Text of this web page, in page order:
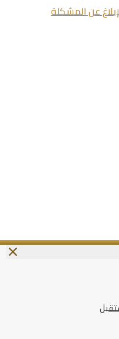
عن المشكلة